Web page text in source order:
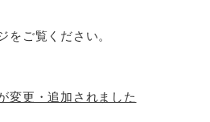
ご覧ください。
変更・追加されました